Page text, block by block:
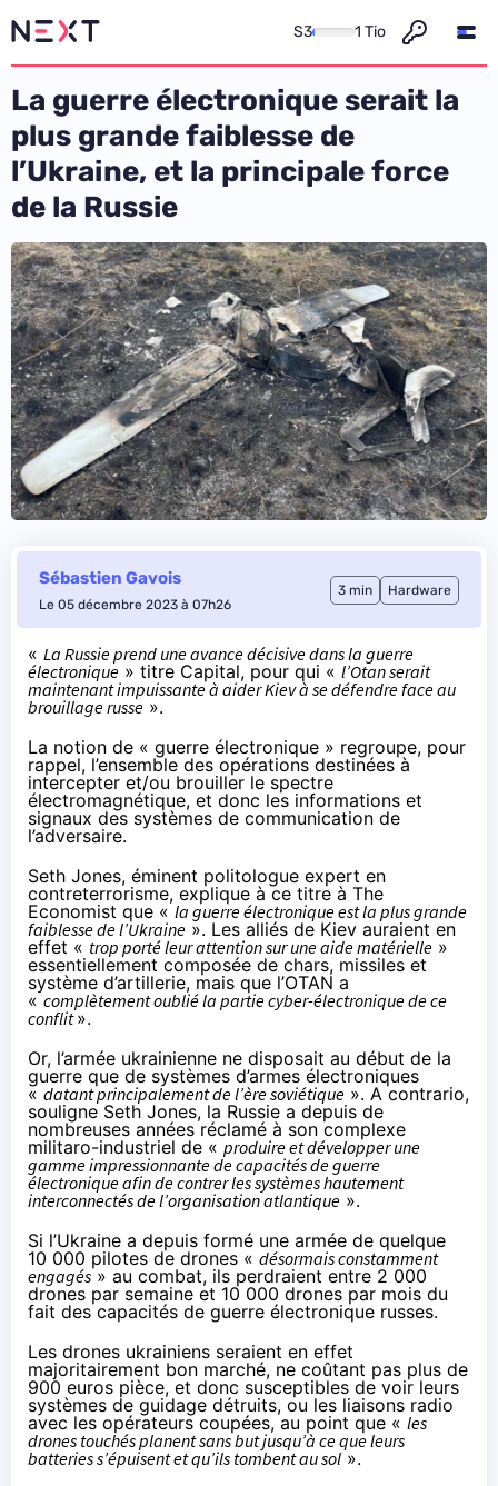
S3 1 Tio
La guerre électronique serait la
plus grande faiblesse de
l’Ukraine, et la principale force
de la Russie
Sébastien Gavois
Le 05 décembre 2023 à 07h26
3 min Hardware
« La Russie prend une avance décisive dans la guerre
électronique » titre Capital, pour qui « l’Otan serait
maintenant impuissante à aider Kiev à se défendre face au
brouillage russe ».
La notion de « guerre électronique » regroupe, pour
rappel, l’ensemble des opérations destinées à
intercepter et/ou brouiller le spectre
électromagnétique, et donc les informations et
signaux des systèmes de communication de
l’adversaire.
Seth Jones, éminent politologue expert en
contreterrorisme, explique à ce titre à The
Economist que « la guerre électronique est la plus grande
faiblesse de l’Ukraine ». Les alliés de Kiev auraient en
effet « trop porté leur attention sur une aide matérielle »
essentiellement composée de chars, missiles et
système d’artillerie, mais que l’OTAN a
«complètement oublié la partie cyber-électronique de ce
conflit».
Or, l’armée ukrainienne ne disposait au début de la
guerre que de systèmes d’armes électroniques
« datant principalement de l’ère soviétique ». A contrario,
souligne Seth Jones, la Russie a depuis de
nombreuses années réclamé à son complexe
militaro-industriel de « produire et développer une
gamme impressionnante de capacités de guerre
électronique afin de contrer les systèmes hautement
interconnectés de l’organisation atlantique ».
Si l’Ukraine a depuis formé une armée de quelque
10 000 pilotes de drones « désormais constamment
engagés» au combat, ils perdraient entre 2 000
drones par semaine et 10 000 drones par mois du
fait des capacités de guerre électronique russes.
Les drones ukrainiens seraient en effet
majoritairement bon marché, ne coûtant pas plus de
900 euros pièce, et donc susceptibles de voir leurs
systèmes de guidage détruits, ou les liaisons radio
avec les opérateurs coupées, au point que « les
drones touchés planent sans but jusqu’à ce que leurs
batteries s’épuisent et qu’ils tombent au sol ».